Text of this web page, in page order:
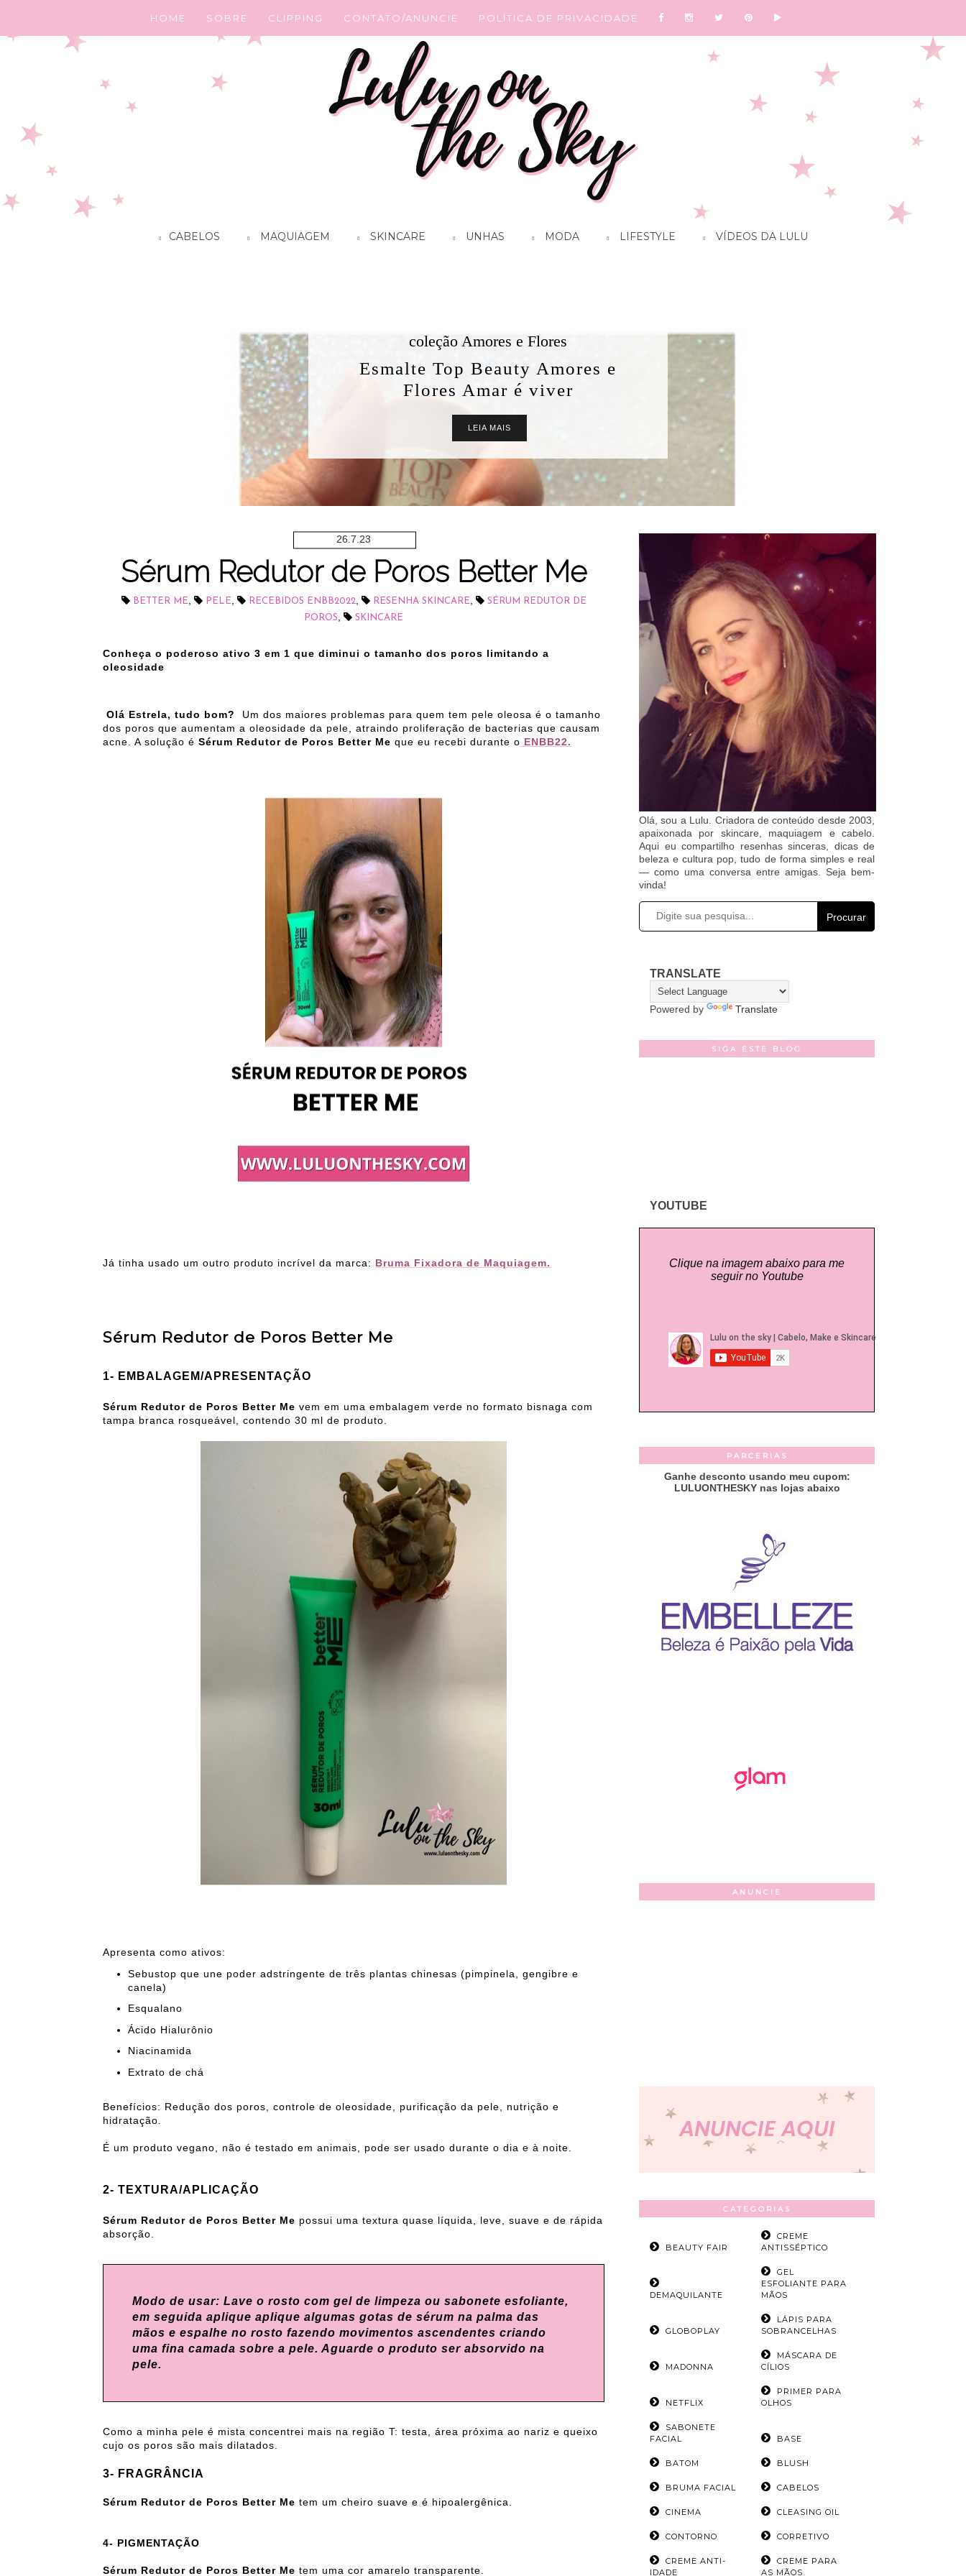
HOME SOBRE CLIPPING CONTATO/ANUNCIE POLÍTICA DE PRIVACIDADE
CABELOS MAQUIAGEM SKINCARE UNHAS MODA LIFESTYLE VÍDEOS DA LULU
coleção Amores e Flores
Esmalte Top Beauty Amores e
Flores Amar é viver
LEIA MAIS
26.7.23
Sérum Redutor de Poros Better Me
BETTER ME PELE RECEBIDOS ENBB2022 RESENHA SKINCARE
SÉRUM REDUTOR DE
POROS
SKINCARE
Conheça o poderoso ativo 3 em 1 que diminui o tamanho dos poros limitando a
oleosidade
Olá Estrela, tudo bom? Um dos maiores problemas para quem tem pele oleosa é o tamanho
dos poros que aumentam a oleosidade da pele, atraindo proliferação de bacterias que causam
acne. A solução é Sérum Redutor de Poros Better Me que eu recebi durante o ENBB22.
Já tinha usado um outro produto incrível da marca: Bruma Fixadora de Maquiagem.
Sérum Redutor de Poros Better Me
1- EMBALAGEM/APRESENTAÇÃO
Sérum Redutor de Poros Better Me vem em uma embalagem verde no formato bisnaga com
tampa branca rosqueável, contendo 30 ml de produto.
Apresenta como ativos:
Sebustop que une poder adstringente de três plantas chinesas (pimpinela, gengibre e
canela)
Esqualano
Ácido Hialurônio
Niacinamida
Extrato de chá
Benefícios: Redução dos poros, controle de oleosidade, purificação da pele, nutrição e
hidratação.
É um produto vegano, não é testado em animais, pode ser usado durante o dia e à noite.
2- TEXTURA/APLICAÇÃO
Sérum Redutor de Poros Better Me possui uma textura quase líquida, leve, suave e de rápida
absorção.
Modo de usar: Lave o rosto com gel de limpeza ou sabonete esfoliante,
em seguida aplique aplique algumas gotas de sérum na palma das
mãos e espalhe no rosto fazendo movimentos ascendentes criando
uma fina camada sobre a pele. Aguarde o produto ser absorvido na
pele.
Como a minha pele é mista concentrei mais na região T: testa, área próxima ao nariz e queixo
cujo os poros são mais dilatados.
3- FRAGRÂNCIA
Sérum Redutor de Poros Better Me tem um cheiro suave e é hipoalergênica.
4- PIGMENTAÇÃO
Sérum Redutor de Poros Better Me tem uma cor amarelo transparente.
Olá, sou a Lulu. Criadora de conteúdo desde 2003,
apaixonada por skincare, maquiagem e cabelo.
Aqui eu compartilho resenhas sinceras, dicas de
beleza e cultura pop, tudo de forma simples e real
— como uma conversa entre amigas. Seja bem-
vinda!
Procurar
TRANSLATE
Powered by Translate
SIGA ESTE BLOG
YOUTUBE
Clique na imagem abaixo para me
seguir no Youtube
PARCERIAS
Ganhe desconto usando meu cupom:
LULUONTHESKY nas lojas abaixo
ANUNCIE
CATEGORIAS
BEAUTY FAIR
CREME
ANTISSÉPTICO
DEMAQUILANTE
GEL
ESFOLIANTE PARA
MÃOS
GLOBOPLAY
LÁPIS PARA
SOBRANCELHAS
MADONNA
MÁSCARA DE
CÍLIOS
NETFLIX
PRIMER PARA
OLHOS
SABONETE
FACIAL
BASE
BATOM BLUSH
BRUMA FACIAL CABELOS
CINEMA CLEASING OIL
CONTORNO CORRETIVO
CREME ANTI-
IDADE
CREME PARA
AS MÃOS